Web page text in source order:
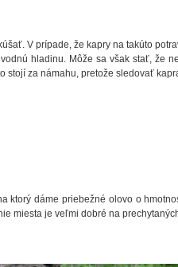
V prípade, že kapry na takúto
hladinu. Môže sa však stať, že
za námahu, pretože sledovať
ktorý dáme priebežné olovo o
miesta je veľmi dobré na